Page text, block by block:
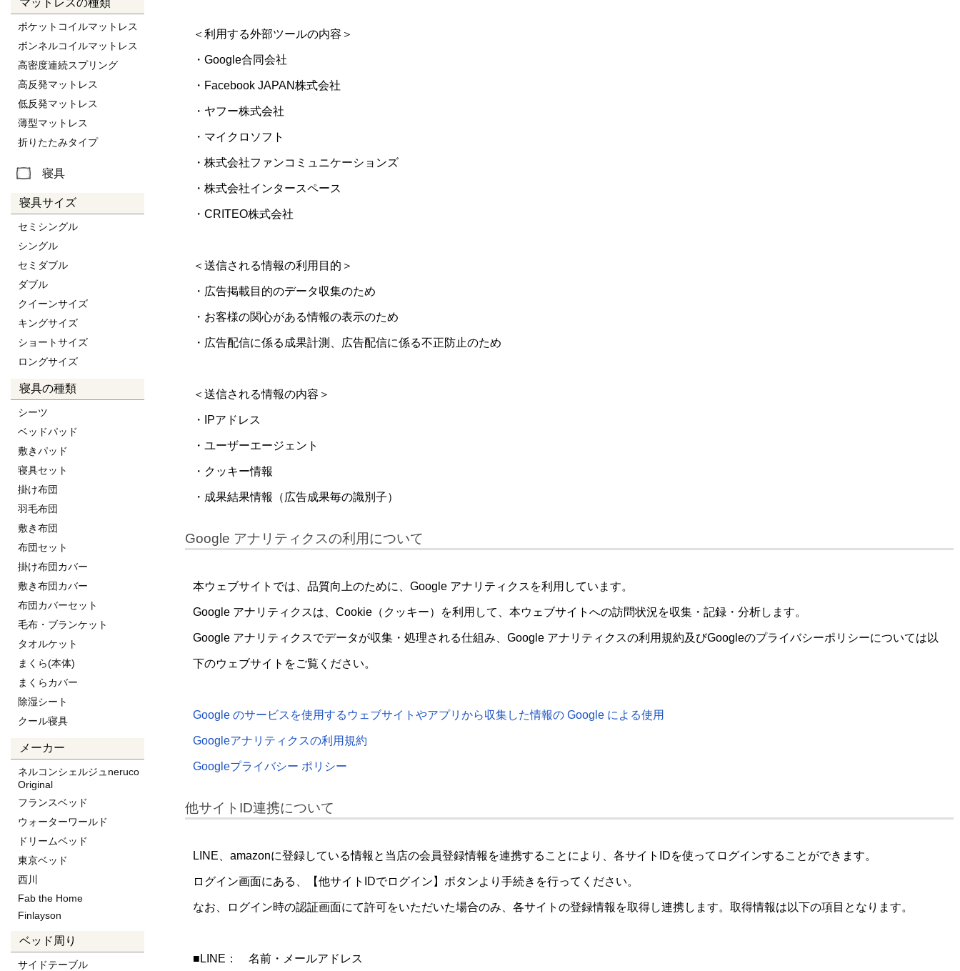
マットレスの種類
ポケットコイルマットレス
ボンネルコイルマットレス
高密度連続スプリング
高反発マットレス
低反発マットレス
薄型マットレス
折りたたみタイプ
寝具
寝具サイズ
セミシングル
シングル
セミダブル
ダブル
クイーンサイズ
キングサイズ
ショートサイズ
ロングサイズ
寝具の種類
シーツ
ベッドパッド
敷きパッド
寝具セット
掛け布団
羽毛布団
敷き布団
布団セット
掛け布団カバー
敷き布団カバー
布団カバーセット
毛布・ブランケット
タオルケット
まくら(本体)
まくらカバー
除湿シート
クール寝具
メーカー
ネルコンシェルジュneruco
Original
フランスベッド
ウォーターワールド
ドリームベッド
東京ベッド
西川
Fab the Home
Finlayson
ベッド周り
サイドテーブル
＜利用する外部ツールの内容＞
・Google合同会社
・Facebook JAPAN株式会社
・ヤフー株式会社
・マイクロソフト
・株式会社ファンコミュニケーションズ
・株式会社インタースペース
・CRITEO株式会社
＜送信される情報の利用目的＞
・広告掲載目的のデータ収集のため
・お客様の関心がある情報の表示のため
・広告配信に係る成果計測、広告配信に係る不正防止のため
＜送信される情報の内容＞
・IPアドレス
・ユーザーエージェント
・クッキー情報
・成果結果情報（広告成果毎の識別子）
Google アナリティクスの利用について
本ウェブサイトでは、品質向上のために、Google アナリティクスを利用しています。
Google アナリティクスは、Cookie（クッキー）を利用して、本ウェブサイトへの訪問状況を収集・記録・分析します。
Google アナリティクスでデータが収集・処理される仕組み、Google アナリティクスの利用規約及びGoogleのプライバシーポリシーについては以
下のウェブサイトをご覧ください。
Google のサービスを使用するウェブサイトやアプリから収集した情報の Google による使用
Googleアナリティクスの利用規約
Googleプライバシー ポリシー
他サイトID連携について
LINE、amazonに登録している情報と当店の会員登録情報を連携することにより、各サイトIDを使ってログインすることができます。
ログイン画面にある、【他サイトIDでログイン】ボタンより手続きを行ってください。
なお、ログイン時の認証画面にて許可をいただいた場合のみ、各サイトの登録情報を取得し連携します。取得情報は以下の項目となります。
■LINE： 名前・メールアドレス